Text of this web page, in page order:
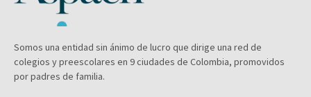
Somos una entidad sin ánimo de lucro que dirige una red de
colegios y preescolares en 9 ciudades de Colombia, promovidos
por padres de familia.